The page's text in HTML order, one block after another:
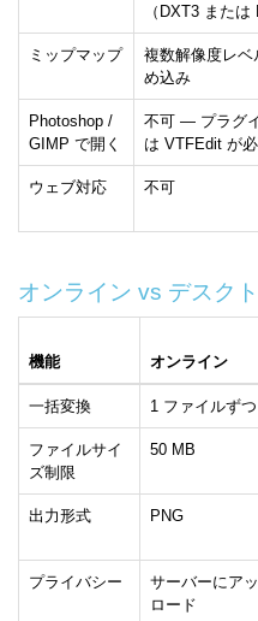
（DXT3 または
ミップマップ
複数解像度レベ
め込み
Photoshop /
GIMP で開く
不可 — プラグ
は VTFEdit が
ウェブ対応 不可
オンライン vs デスク
機能 オンライン
一括変換 1 ファイルずつ
ファイルサイ
ズ制限
50 MB
出力形式 PNG
プライバシー
サーバーにア
ロード